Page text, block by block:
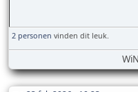
2 personen vinden dit leuk.